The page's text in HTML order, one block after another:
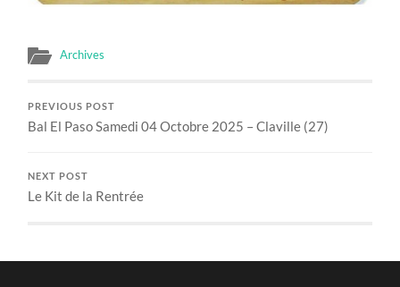
Archives
PREVIOUS POST
Bal El Paso Samedi 04 Octobre 2025 – Claville (27)
NEXT POST
Le Kit de la Rentrée